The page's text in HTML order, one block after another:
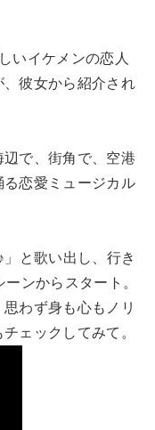
いイケメンの恋人
彼女から紹介され
で、街角で、空港
恋愛ミュージカル
と歌い出し、行き
ンからスタート。
わず身も心もノリ
ェックしてみて。